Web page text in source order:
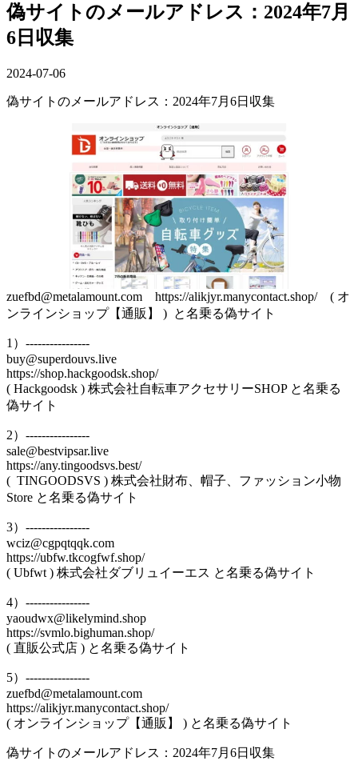
偽サイトのメールアドレス：2024年7月
6日収集
2024-07-06
偽サイトのメールアドレス：2024年7月6日収集
zuefbd@metalamount.com https://alikjyr.manycontact.shop/ ( オ
ンラインショップ【通販】 ) と名乗る偽サイト
1）----------------
buy@superdouvs.live
https://shop.hackgoodsk.shop/
( Hackgoodsk ) 株式会社自転車アクセサリーSHOP と名乗る
偽サイト
2）----------------
sale@bestvipsar.live
https://any.tingoodsvs.best/
( TINGOODSVS ) 株式会社財布、帽子、ファッション小物
Store と名乗る偽サイト
3）----------------
wciz@cgpqtqqk.com
https://ubfw.tkcogfwf.shop/
( Ubfwt ) 株式会社ダブリュイーエス と名乗る偽サイト
4）----------------
yaoudwx@likelymind.shop
https://svmlo.bighuman.shop/
( 直販公式店 ) と名乗る偽サイト
5）----------------
zuefbd@metalamount.com
https://alikjyr.manycontact.shop/
( オンラインショップ【通販】 ) と名乗る偽サイト
偽サイトのメールアドレス：2024年7月6日収集